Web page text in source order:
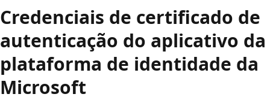
Credenciais de certificado de
autenticação do aplicativo da
plataforma de identidade da
Microsoft